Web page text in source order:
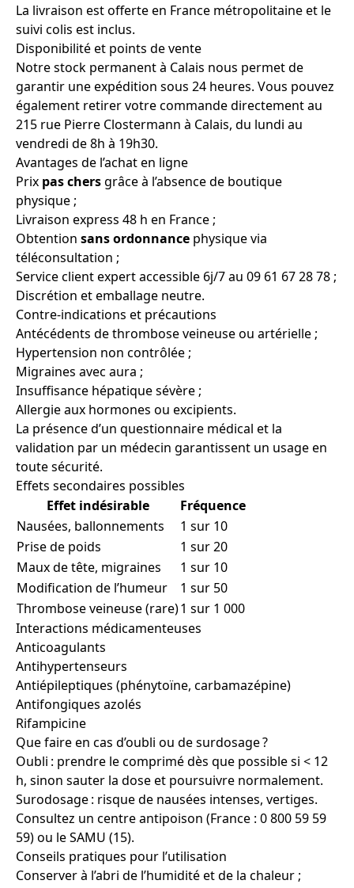
La livraison est offerte en France métropolitaine et le
suivi colis est inclus.
Disponibilité et points de vente
Notre stock permanent à Calais nous permet de
garantir une expédition sous 24 heures. Vous pouvez
également retirer votre commande directement au
215 rue Pierre Clostermann à Calais, du lundi au
vendredi de 8h à 19h30.
Avantages de l’achat en ligne
Prix pas chersgrâce à l’absence de boutique
physique ;
Livraison express 48 h en France ;
Obtention sans ordonnance physique via
téléconsultation ;
Service client expert accessible 6j/7 au 09 61 67 28 78 ;
Discrétion et emballage neutre.
Contre-indications et précautions
Antécédents de thrombose veineuse ou artérielle ;
Hypertension non contrôlée ;
Migraines avec aura ;
Insuffisance hépatique sévère ;
Allergie aux hormones ou excipients.
La présence d’un questionnaire médical et la
validation par un médecin garantissent un usage en
toute sécurité.
Effets secondaires possibles
Effet indésirable
Fréquence
Nausées, ballonnements
1 sur 10
Prise de poids
1 sur 20
Maux de tête, migraines
1 sur 10
Modification de l’humeur
1 sur 50
Thrombose veineuse (rare)1 sur 1 000
Interactions médicamenteuses
Anticoagulants
Antihypertenseurs
Antiépileptiques (phénytoïne, carbamazépine)
Antifongiques azolés
Rifampicine
Que faire en cas d’oubli ou de surdosage ?
Oubli : prendre le comprimé dès que possible si < 12
h, sinon sauter la dose et poursuivre normalement.
Surodosage : risque de nausées intenses, vertiges.
Consultez un centre antipoison (France : 0 800 59 59
59) ou le SAMU (15).
Conseils pratiques pour l’utilisation
Conserver à l’abri de l’humidité et de la chaleur ;